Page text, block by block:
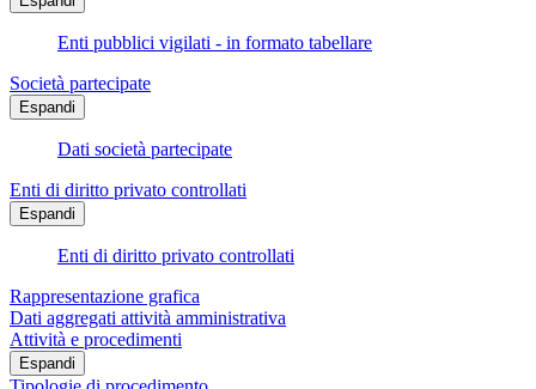
Enti pubblici vigilati - in formato tabellare
Società partecipate
Espandi
Dati società partecipate
Enti di diritto privato controllati
Espandi
Enti di diritto privato controllati
Rappresentazione grafica
Dati aggregati attività amministrativa
Attività e procedimenti
Espandi